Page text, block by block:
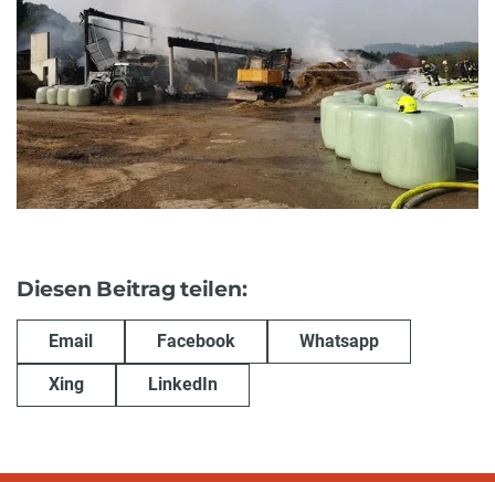
Diesen Beitrag teilen:
Email Facebook Whatsapp
Xing LinkedIn